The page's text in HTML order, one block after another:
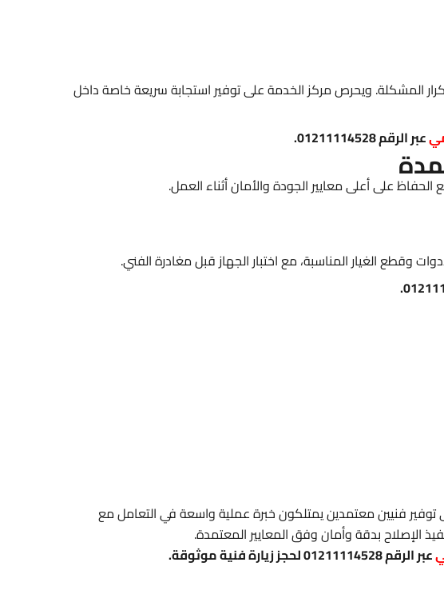
المشكلة. ويحرص مركز الخدمة على توفير استجابة سريعة خاصة داخل
عبر الرقم 01211114528.
على أعلى معايير الجودة والأمان أثناء العمل.
وقطع الغيار المناسبة، مع اختبار الجهاز قبل مغادرة الفني.
توفير فنيين معتمدين يمتلكون خبرة عملية واسعة في التعامل مع
الإصلاح بدقة وأمان وفق المعايير المعتمدة.
عبر الرقم 01211114528 لحجز زيارة فنية موثوقة.